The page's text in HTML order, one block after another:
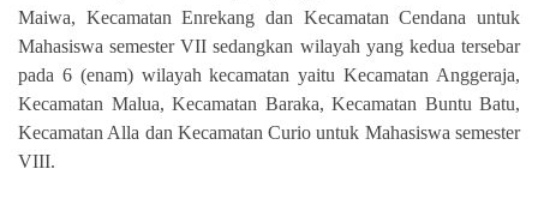
Maiwa, Kecamatan Enrekang dan Kecamatan Cendana untuk
Mahasiswa semester VII sedangkan wilayah yang kedua tersebar
pada 6 (enam) wilayah kecamatan yaitu Kecamatan Anggeraja,
Kecamatan Malua, Kecamatan Baraka, Kecamatan Buntu Batu,
Kecamatan Alla dan Kecamatan Curio untuk Mahasiswa semester
VIII.